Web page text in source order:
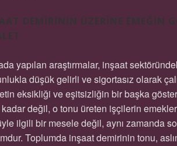
DEMIRININ ÜZERINE EMEĞIN
yapılan araştırmalar, inşaat
düşük gelirli ve sigortasız olarak
eksikliği ve eşitsizliğin bir başka
değil, o tonu üreten işçilerin
ilgili bir mesele değil, aynı zamanda
Toplumda inşaat demirinin tonu,